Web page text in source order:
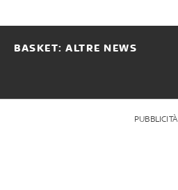
BASKET: ALTRE NEWS
PUBBLICITÀ